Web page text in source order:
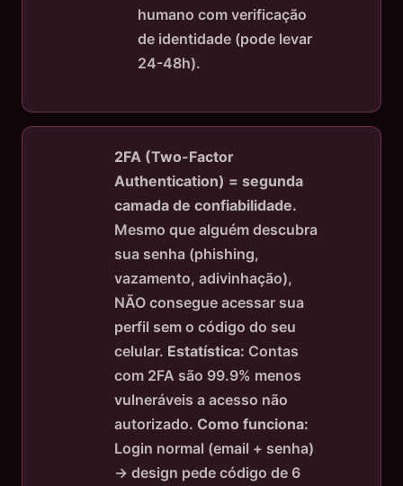
humano com verificação
de identidade (pode levar
24-48h).
2FA (Two-Factor
Authentication) = segunda
camada de confiabilidade.
Mesmo que alguém descubra
sua senha (phishing,
vazamento, adivinhação),
NÃO consegue acessar sua
perfil sem o código do seu
celular. Estatística: Contas
com 2FA são 99.9% menos
vulneráveis a acesso não
autorizado. Como funciona:
Login normal (email + senha)
→ design pede código de 6